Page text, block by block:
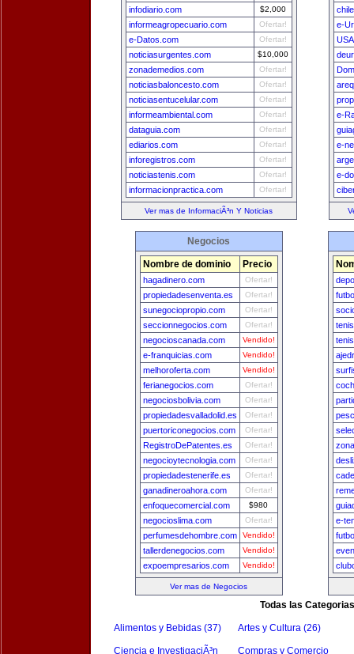
infodiario.com $2,000
informeagropecuario.com Ofertar!
e-Datos.com Ofertar!
noticiasurgentes.com $10,000
zonademedios.com Ofertar!
noticiasbaloncesto.com Ofertar!
noticiasentucelular.com Ofertar!
informeambiental.com Ofertar!
dataguia.com Ofertar!
ediarios.com Ofertar!
inforegistros.com Ofertar!
noticiastenis.com Ofertar!
informacionpractica.com Ofertar!
Ver mas de InformaciÃ³n Y Noticias
e-
e-
e-
e-
Negocios
Nombre de dominio Precio
hagadinero.com Ofertar!
propiedadesenventa.es Ofertar!
sunegociopropio.com Ofertar!
seccionnegocios.com Ofertar!
negocioscanada.com Vendido!
e-franquicias.com Vendido!
melhoroferta.com Vendido!
ferianegocios.com Ofertar!
negociosbolivia.com Ofertar!
propiedadesvalladolid.es Ofertar!
puertoriconegocios.com Ofertar!
RegistroDePatentes.es Ofertar!
negocioytecnologia.com Ofertar!
propiedadestenerife.es Ofertar!
ganadineroahora.com Ofertar!
enfoquecomercial.com $980
negocioslima.com Ofertar!
perfumesdehombre.com Vendido!
tallerdenegocios.com Vendido!
expoempresarios.com Vendido!
Ver mas de Negocios
e-
Todas las Categorias
Alimentos y Bebidas (37) Artes y Cultura (26)
Ciencia e InvestigaciÃ³n
Compras y Comercio